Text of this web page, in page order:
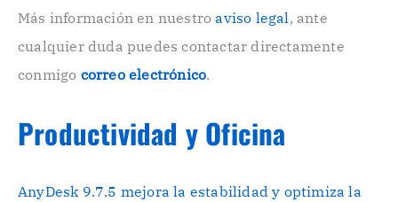
o
.
Más información en nuestroaviso legal, ante
cualquier duda puedes contactar directamente
conmigo correo electrónico.
Productividad y Oficina
AnyDesk 9.7.5 mejora la estabilidad y optimiza la